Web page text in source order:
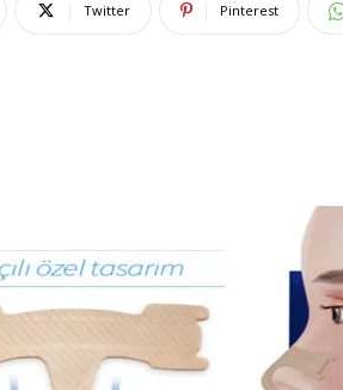
Twitter Pinterest